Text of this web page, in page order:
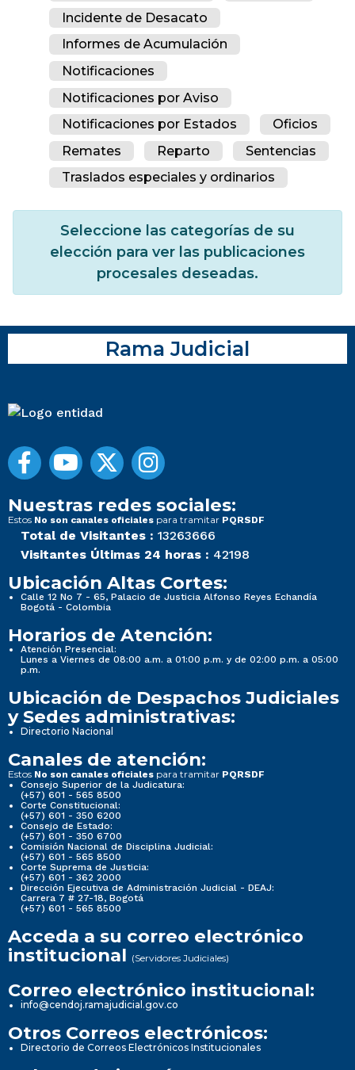
Incidente de Desacato
Informes de Acumulación
Notificaciones
Notificaciones por Aviso
Notificaciones por Estados
Oficios
Remates
Reparto
Sentencias
Traslados especiales y ordinarios
Seleccione las categorías de su
elección para ver las publicaciones
procesales deseadas.
Rama Judicial
Nuestras redes sociales:
Estos No son canales oficiales para tramitar PQRSDF
Total de Visitantes : 13263666
Visitantes Últimas 24 horas : 42198
Ubicación Altas Cortes:
Calle 12 No 7 - 65, Palacio de Justicia Alfonso Reyes Echandía
Bogotá - Colombia
Horarios de Atención:
Atención Presencial:
Lunes a Viernes de 08:00 a.m. a 01:00 p.m. y de 02:00 p.m. a 05:00
p.m.
Ubicación de Despachos Judiciales
y Sedes administrativas:
Directorio Nacional
Canales de atención:
Estos No son canales oficiales para tramitar PQRSDF
Consejo Superior de la Judicatura:
(+57) 601 - 565 8500
Corte Constitucional:
(+57) 601 - 350 6200
Consejo de Estado:
(+57) 601 - 350 6700
Comisión Nacional de Disciplina Judicial:
(+57) 601 - 565 8500
Corte Suprema de Justicia:
(+57) 601 - 362 2000
Dirección Ejecutiva de Administración Judicial - DEAJ:
Carrera 7 # 27-18, Bogotá
(+57) 601 - 565 8500
Acceda a su correo electrónico
institucional (Servidores Judiciales)
Correo electrónico institucional:
info@cendoj.ramajudicial.gov.co
Otros Correos electrónicos:
Directorio de Correos Electrónicos Institucionales